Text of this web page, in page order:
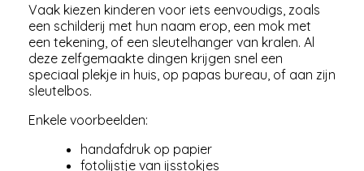
Vaak kiezen kinderen voor iets eenvoudigs, zoals
een schilderij met hun naam erop, een mok met
een tekening, of een sleutelhanger van kralen. Al
deze zelfgemaakte dingen krijgen snel een
speciaal plekje in huis, op papas bureau, of aan zijn
sleutelbos.
Enkele voorbeelden:
handafdruk op papier
fotolijstje van ijsstokjes